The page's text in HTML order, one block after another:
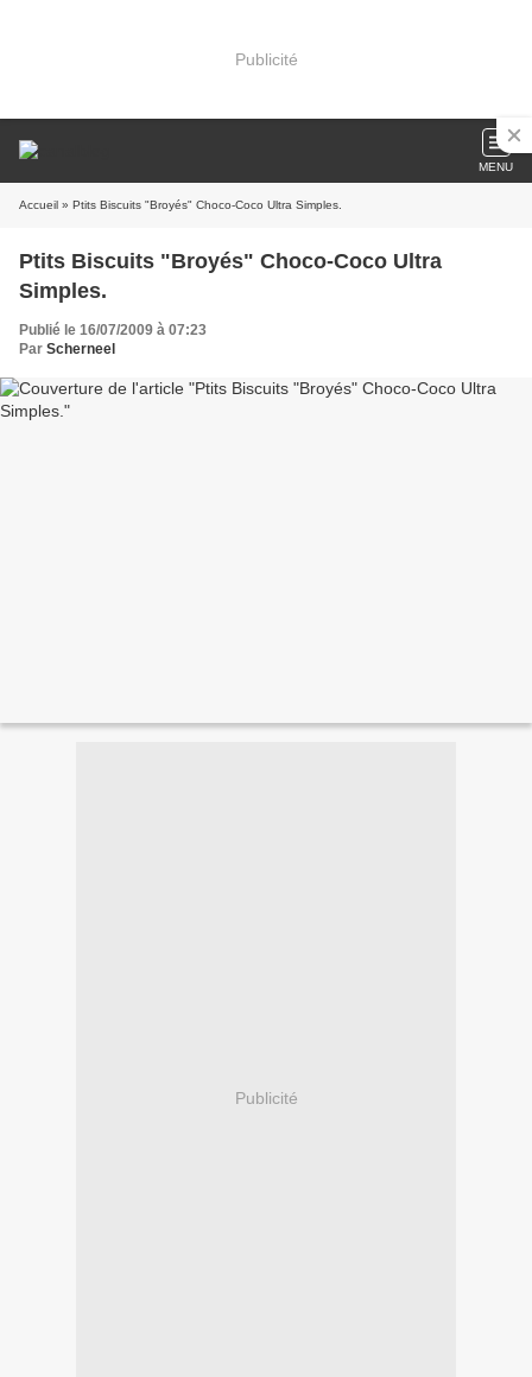
Publicité
MENU
Accueil » Ptits Biscuits "Broyés" Choco-Coco Ultra Simples.
Ptits Biscuits "Broyés" Choco-Coco Ultra
Simples.
Publié le 16/07/2009 à 07:23
Par Scherneel
Publicité